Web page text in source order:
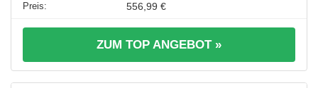
556,99 €
ZUM TOP ANGEBOT »